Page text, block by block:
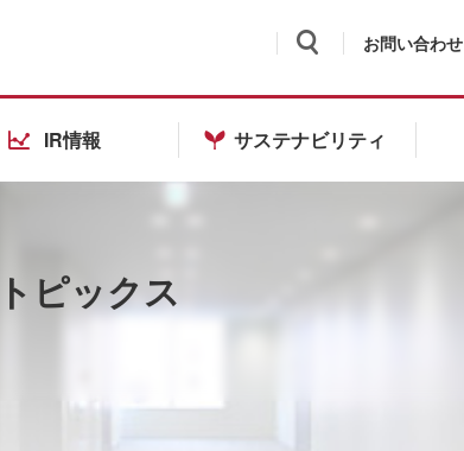
お問い合わせ
IR情報 サステナビリティ
トピックス